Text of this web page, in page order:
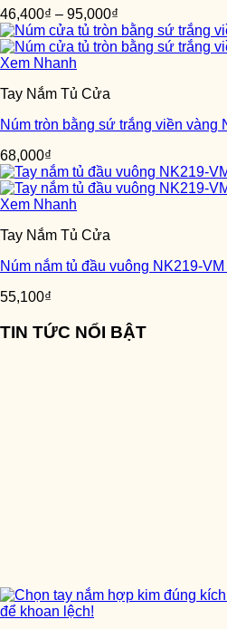
46,400₫ – 95,000₫
Xem Nhanh
Tay Nắm Tủ Cửa
Núm tròn bằng sứ trắng viền vàng
68,000₫
Xem Nhanh
Tay Nắm Tủ Cửa
Núm nắm tủ đầu vuông NK219-
55,100₫
TIN TỨC NỔI BẬT